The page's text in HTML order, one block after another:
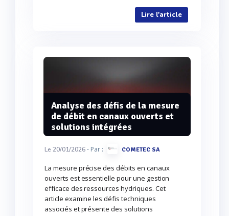
Lire l'article
Analyse des défis de la mesure
de débit en canaux ouverts et
solutions intégrées
Le 20/01/2026- Par : COMETEC SA
La mesure précise des débits en canaux
ouverts est essentielle pour une gestion
efficace des ressources hydriques. Cet
article examine les défis techniques
associés et présente des solutions